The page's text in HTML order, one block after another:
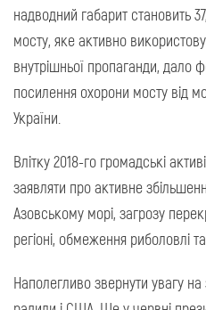
надводний габарит становить
мосту, яке активно
внутрішньої пропаганди, дало
посилення охорони мосту від
України.
Влітку 2018-го громадські
заявляти про активне
Азовському морі, загрозу
регіоні, обмеження риболовлі
Наполегливо звернути увагу